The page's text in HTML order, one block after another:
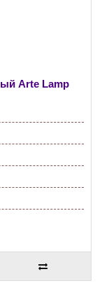
Arte Lamp